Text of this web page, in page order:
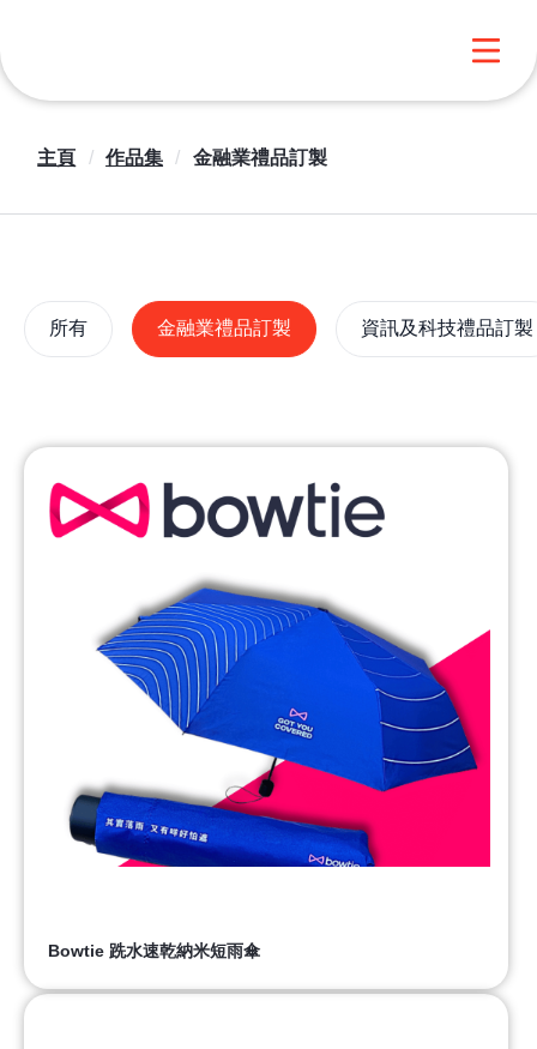
主頁 / 作品集 / 金融業禮品訂製
所有 金融業禮品訂製 資訊及科技禮品訂製
Bowtie 跣水速乾納米短雨傘